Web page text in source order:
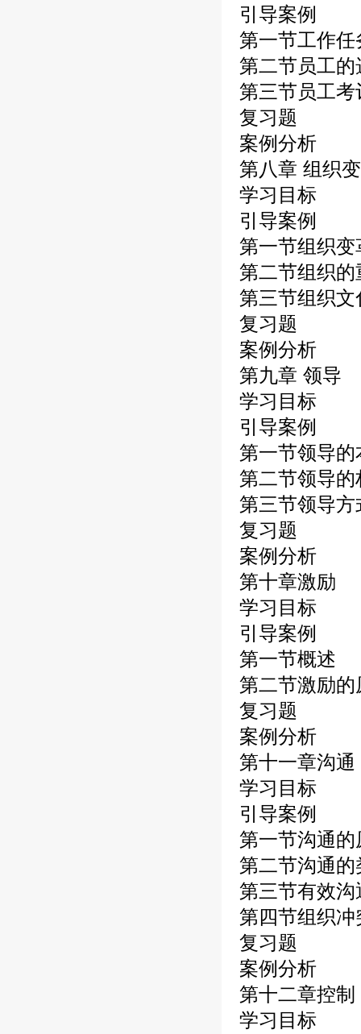
引导案例
第一节工作
第二节员工
第三节员工
复习题
案例分析
第八章 组织
学习目标
引导案例
第一节组织变
第二节组织
第三节组织文
复习题
案例分析
第九章 领导
学习目标
引导案例
第一节领导的
第二节领导的
第三节领导
复习题
案例分析
第十章激励
学习目标
引导案例
第一节概述
第二节激励
复习题
案例分析
第十一章沟通
学习目标
引导案例
第一节沟通的
第二节沟通的
第三节有效沟
第四节组织
复习题
案例分析
第十二章控制
学习目标